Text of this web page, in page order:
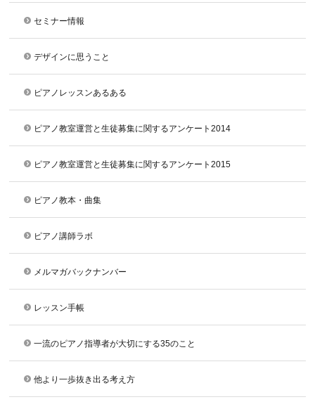
セミナー情報
デザインに思うこと
ピアノレッスンあるある
ピアノ教室運営と生徒募集に関するアンケート2014
ピアノ教室運営と生徒募集に関するアンケート2015
ピアノ教本・曲集
ピアノ講師ラボ
メルマガバックナンバー
レッスン手帳
一流のピアノ指導者が大切にする35のこと
他より一歩抜き出る考え方